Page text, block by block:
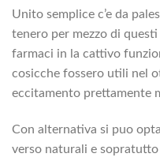
Unito semplice c’e da
tenero per mezzo di
farmaci in la cattivo
cosicche fossero utili nel
eccitamento prettamente
Con alternativa si puo
verso naturali e